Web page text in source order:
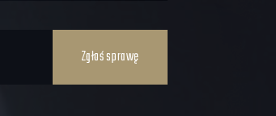
Zgłoś sprawę